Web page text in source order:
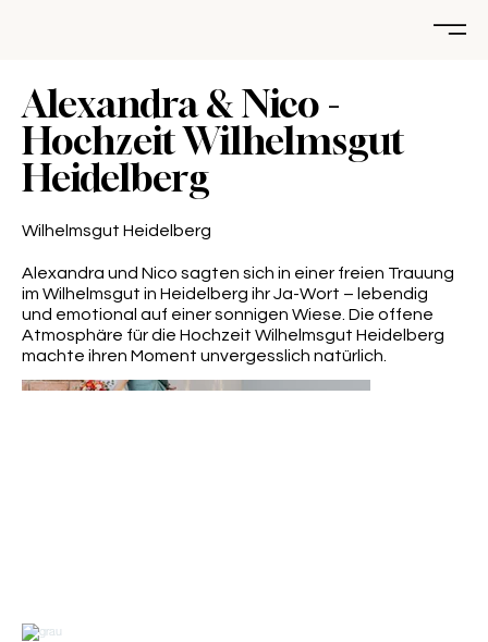
Alexandra & Nico -
Hochzeit Wilhelmsgut
Heidelberg
Wilhelmsgut Heidelberg
Alexandra und Nico sagten sich in einer freien Trauung
im Wilhelmsgut in Heidelberg ihr Ja-Wort – lebendig
und emotional auf einer sonnigen Wiese. Die offene
Atmosphäre für die Hochzeit Wilhelmsgut Heidelberg
machte ihren Moment unvergesslich natürlich.